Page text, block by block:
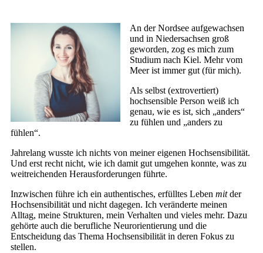
An der Nordsee aufgewachsen
und in Niedersachsen groß
geworden, zog es mich zum
Studium nach Kiel. Mehr vom
Meer ist immer gut (für mich).
Als selbst (extrovertiert)
hochsensible Person weiß ich
genau, wie es ist, sich „anders“
zu fühlen und „anders zu
fühlen“.
Jahrelang wusste ich nichts von meiner eigenen Hochsensibilität.
Und erst recht nicht, wie ich damit gut umgehen konnte, was zu
weitreichenden Herausforderungen führte.
Inzwischen führe ich ein authentisches, erfülltes Leben mitder
Hochsensibilität und nicht dagegen. Ich veränderte meinen
Alltag, meine Strukturen, mein Verhalten und vieles mehr. Dazu
gehörte auch die berufliche Neurorientierung und die
Entscheidung das Thema Hochsensibilität in deren Fokus zu
stellen.